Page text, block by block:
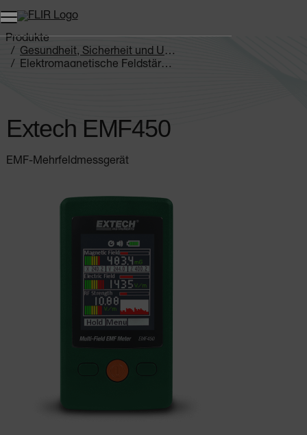
Unread messages
Entfernen
Elemente
Element
In den Warenkorb
Im Warenkorb
Produkte
Gesundheit, Sicherheit und Umwelt
Elektromagnetische Feldstärkemessgeräte
Extech EMF450
EMF-Mehrfeldmessgerät